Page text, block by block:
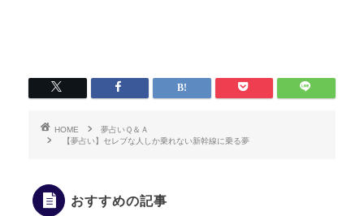
HOME
夢占いＱ＆Ａ
【夢占い】セレブな人しか乗れない新幹線に乗る夢
おすすめの記事